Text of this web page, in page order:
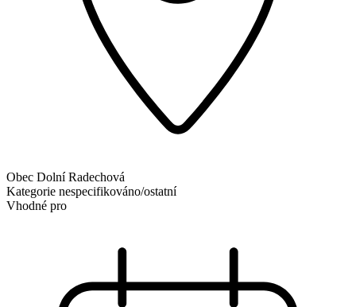
Obec Dolní Radechová
Kategorie nespecifikováno/ostatní
Vhodné pro